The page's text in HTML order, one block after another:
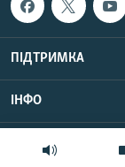
ПІДТРИМКА
ІНФО